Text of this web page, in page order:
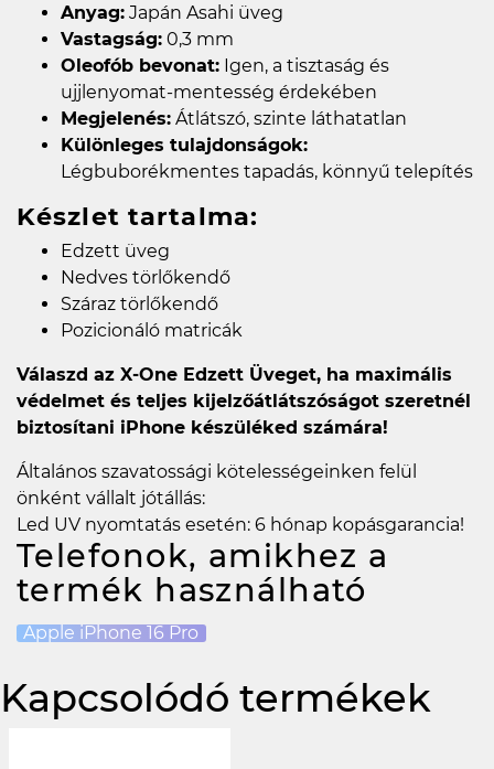
Anyag: Japán Asahi üveg
Vastagság: 0,3 mm
Oleofób bevonat: Igen, a tisztaság és
ujjlenyomat-mentesség érdekében
Megjelenés: Átlátszó, szinte láthatatlan
Különleges tulajdonságok:
Légbuborékmentes tapadás, könnyű telepítés
Készlet tartalma:
Edzett üveg
Nedves törlőkendő
Száraz törlőkendő
Pozicionáló matricák
Válaszd az X-One Edzett Üveget, ha maximális
védelmet és teljes kijelzőátlátszóságot szeretnél
biztosítani iPhone készüléked számára!
Általános szavatossági kötelességeinken felül
önként vállalt jótállás:
Led UV nyomtatás esetén: 6 hónap kopásgarancia!
Telefonok, amikhez a
termék használható
Apple iPhone 16 Pro
Kapcsolódó termékek